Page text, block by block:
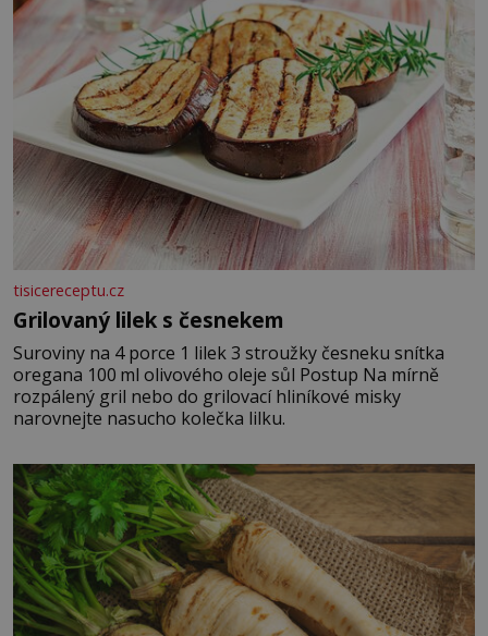
tisicereceptu.cz
Grilovaný lilek s česnekem
Suroviny na 4 porce 1 lilek 3 stroužky česneku snítka
oregana 100 ml olivového oleje sůl Postup Na mírně
rozpálený gril nebo do grilovací hliníkové misky
narovnejte nasucho kolečka lilku.